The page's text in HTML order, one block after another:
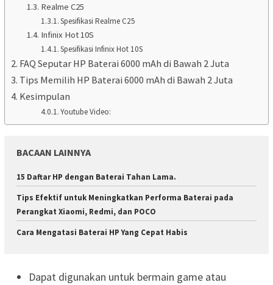
Realme C25
Spesifikasi Realme C25
Infinix Hot 10S
Spesifikasi Infinix Hot 10S
FAQ Seputar HP Baterai 6000 mAh di Bawah 2 Juta
Tips Memilih HP Baterai 6000 mAh di Bawah 2 Juta
Kesimpulan
Youtube Video:
BACAAN LAINNYA
15 Daftar HP dengan Baterai Tahan Lama.
Tips Efektif untuk Meningkatkan Performa Baterai pada
Perangkat Xiaomi, Redmi, dan POCO
Cara Mengatasi Baterai HP Yang Cepat Habis
Dapat digunakan untuk bermain game atau